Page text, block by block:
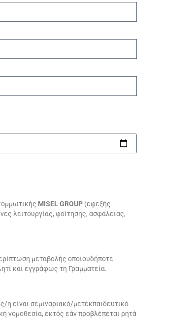
MISEL GROUP (εφεξής
λειτουργίας, φοίτησης, ασφάλειας,
μεταβολής οποιουδήποτε
και εγγράφως τη Γραμματεία.
είναι σεμιναριακό/μετεκπαιδευτικό
νομοθεσία, εκτός εάν προβλέπεται ρητά